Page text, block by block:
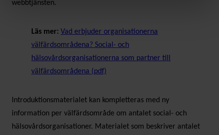
webbtjänsten.
Läs mer: Vad erbjuder organisationerna
välfärdsområdena? Social- och
hälsovårdsorganisationerna som partner till
välfärdsområdena (pdf)
Introduktionsmaterialet kan kompletteras med ny
information per välfärdsområde om antalet social- och
hälsovårdsorganisationer. Materialet som beskriver antalet